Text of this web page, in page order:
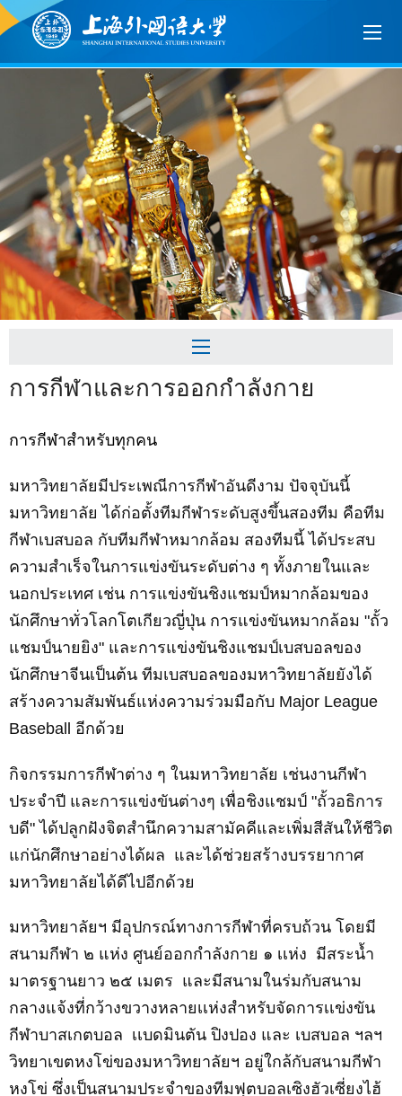
การกีฬาและการออกกำลังกาย
การกีฬาสำหรับทุกคน
มหาวิทยาลัยมีประเพณีการกีฬาอันดีงาม ปัจจุบันนี้
มหาวิทยาลัยได้ก่อตั้งทีมกีฬาระดับสูงขึ้นสองทีม คือทีม
กีฬาเบสบอล กับทีมกีฬาหมากล้อม สองทีมนี้ ได้ประสบ
ความสำเร็จในการแข่งขันระดับต่าง ๆ ทั้งภายในและ
นอกประเทศ เช่น การแข่งขันชิงแชมป์หมากล้อมของ
นักศึกษาทั่วโลกโตเกียวญี่ปุ่น การแข่งขันหมากล้อม "ถั้ว
แชมป์นายยิง" และการแข่งขันชิงแชมป์เบสบอลของ
นักศึกษาจีนเป็นต้น ทีมเบสบอลของมหาวิทยาลัยยังได้
สร้างความสัมพันธ์แห่งความร่วมมือกับ Major League
Baseball อีกด้วย
กิจกรรมการกีฬาต่าง ๆ ในมหาวิทยาลัย เช่นงานกีฬา
ประจำปี และการแข่งขันต่างๆ เพื่อชิงแชมป์ "ถั้วอธิการ
บดี"ได้ปลูกฝังจิตสำนึกความสามัคคีและเพิ่มสีสันให้ชีวิต
แก่นักศึกษาอย่างได้ผล และได้ช่วยสร้างบรรยากาศ
มหาวิทยาลัยได้ดีไปอีกด้วย
มหาวิทยาลัยฯ มีอุปกรณ์ทางการกีฬาที่ครบถ้วน โดยมี
สนามกีฬา ๒ แห่ง ศูนย์ออกกำลังกาย ๑ เเห่ง มีสระน้ำ
มาตรฐานยาว ๒๕ เมตร และมีสนามในร่มกับสนาม
กลางแจ้งที่กว้างขวางหลายเเห่งสำหรับจัดการเเข่งขัน
กีฬาบาสเกตบอล เเบดมินตัน ปิงปอง และ เบสบอล ฯลฯ
วิทยาเขตหงโข่ของมหาวิทยาลัยฯ อยู่ใกล้กับสนามกีฬา
หงโข่ ซึ่งเป็นสนามประจำของทีมฟุตบอลเซิงฮัวเซี่ยงไฮ้